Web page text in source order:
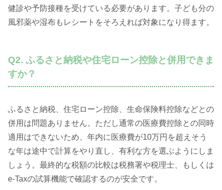
健診や予防接種を受けている必要があります。子ども分の
風邪薬や湿布もレシートをそろえれば対象になり得ます。
Q2. ふるさと納税や住宅ローン控除と併用できま
すか？
ふるさと納税、住宅ローン控除、生命保険料控除などとの
併用は問題ありません。ただし通常の医療費控除との同時
適用はできないため、年内に医療費が10万円を超えそう
な年は途中で計算をやり直し、有利な方を選ぶようにしま
しょう。最終的な税額の比較は税務署や税理士、もしくは
e-Taxの試算機能で確認するのが安全です。